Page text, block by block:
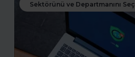
Sektörünü ve Departmanını Seç